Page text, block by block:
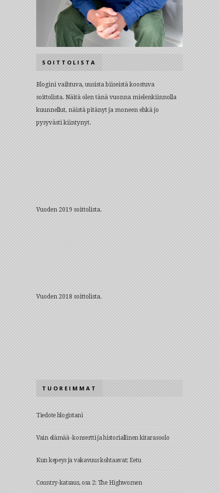
SOITTOLISTA
Blogini vaihtuva, uusista biiseistä koostuva
soittolista. Näitä olen tänä vuonna mielenkiinnolla
kuunnellut, näistä pitänyt ja moneen ehkä jo
pysyvästi kiintynyt.
Vuoden 2019 soittolista.
Vuoden 2018 soittolista.
TUOREIMMAT
Tiedote blogistani
Vain elämää -konsertti ja historiallinen kitarasoolo
Kun kepeys ja vakavuus kohtaavat: Eetu
Country-katsaus, osa 2: The Highwomen